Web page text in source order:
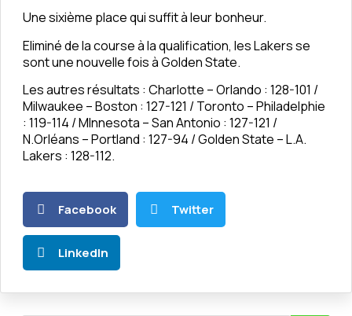
Une sixième place qui suffit à leur bonheur.
Eliminé de la course à la qualification, les Lakers se
sont une nouvelle fois à Golden State.
Les autres résultats : Charlotte – Orlando : 128-101 /
Milwaukee – Boston : 127-121 / Toronto – Philadelphie
: 119-114 / MInnesota – San Antonio : 127-121 /
N.Orléans – Portland : 127-94 / Golden State – L.A.
Lakers : 128-112.
Facebook Twitter
LinkedIn